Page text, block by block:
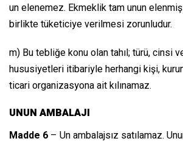
un elenemez. Ekmeklik tam unun
birlikte tüketiciye verilmesi zorunludur.
m) Bu tebliğe konu olan tahıl; türü, cinsi
hususiyetleri itibariyle herhangi kişi,
ticari organizasyona ait kılınamaz.
UNUN AMBALAJI
Madde 6 – Un ambalajsız satılamaz.